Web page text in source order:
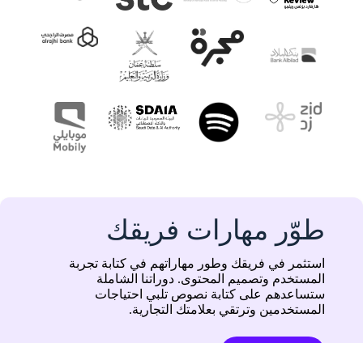
طوّر مهارات فريقك
استثمر في فريقك وطور مهاراتهم في كتابة تجربة
المستخدم وتصميم المحتوى. دوراتنا الشاملة
ستساعدهم على كتابة نصوص تلبي احتياجات
المستخدمين وترتقي بعلامتك التجارية.